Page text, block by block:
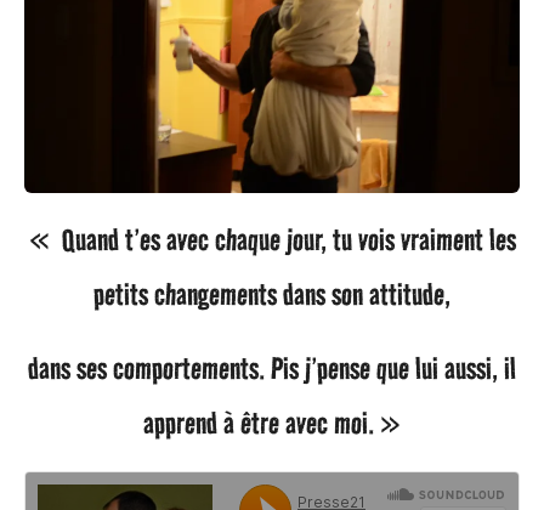
« Quand t’es avec chaque jour, tu vois vraiment les
petits changements dans son attitude,
dans ses comportements. Pis j’pense que lui aussi, il
apprend à être avec moi. »